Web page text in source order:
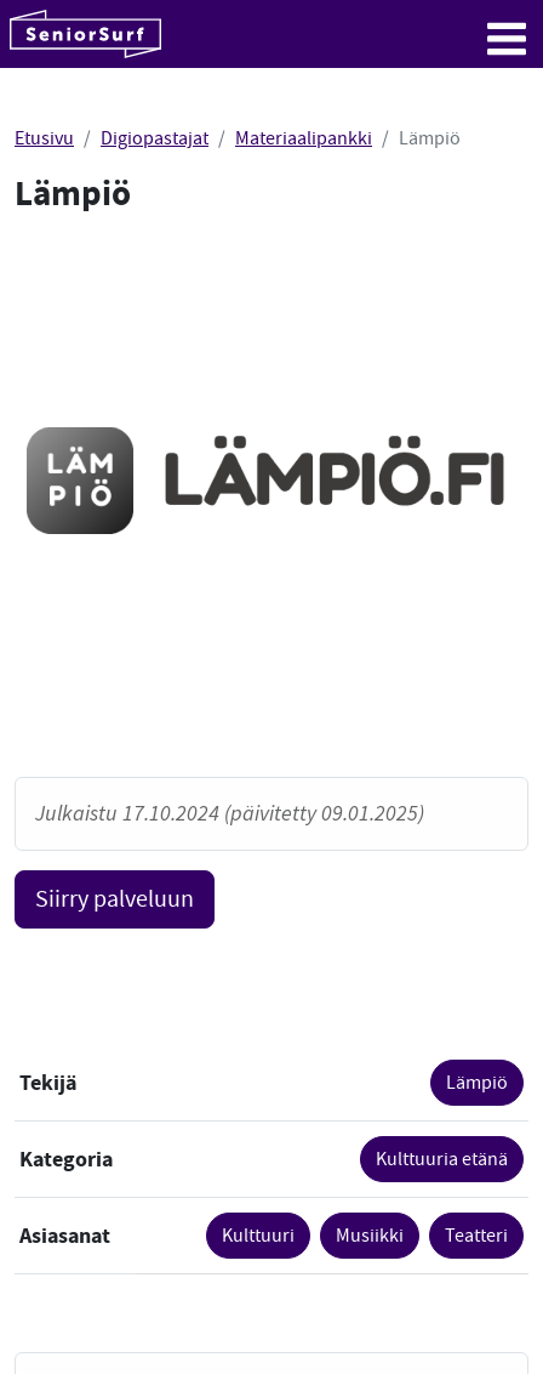
Hyppää sisältöön
Etusivu Digiopastajat Materiaalipankki Lämpiö
Lämpiö
Julkaistu 17.10.2024 (päivitetty 09.01.2025)
Siirry palveluun
Tekijä Lämpiö
Kategoria Kulttuuria etänä
Asiasanat Kulttuuri Musiikki Teatteri